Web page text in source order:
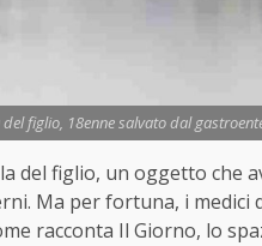
figlio, 18enne salvato dal
del figlio, un oggetto che
Ma per fortuna, i medici
racconta Il Giorno, lo